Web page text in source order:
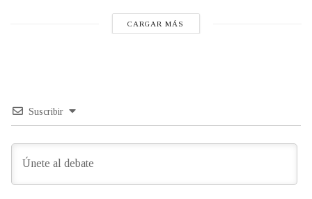
CARGAR MÁS
Suscribir